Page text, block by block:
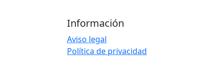
Información
Aviso legal
Política de privacidad